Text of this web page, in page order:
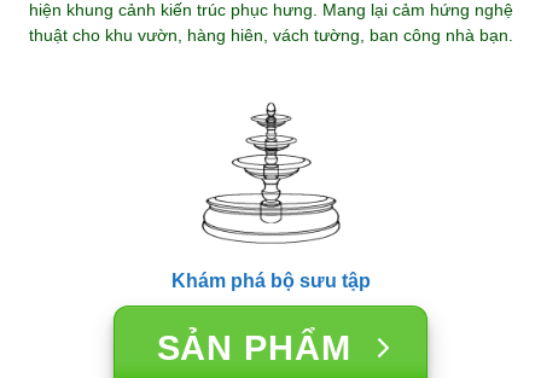
hiện khung cảnh kiến trúc phục hưng. Mang lại cảm hứng nghệ
thuật cho khu vườn, hàng hiên, vách tường, ban công nhà bạn.
Khám phá bộ sưu tập
SẢN PHẨM